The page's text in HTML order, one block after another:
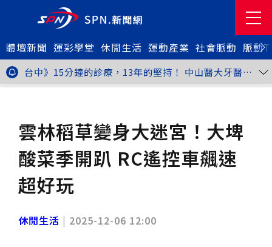
體壇新聞 運彩學堂 休閒生活 運動產業 社會脈動 脈動
金牌搖籃驚傳「球荒」！江啟臣偕運彩公會挺萬和國
中，捐贈 1800 顆羽球助小將 4 月全中運奪金
世足》阿根廷足球巨星梅西父親兼經紀人豪爾赫去世 享
壽68歲
台中》15分鐘的診療，13年的堅持！ 中山醫大牙醫系
跨海義診13年
新北》八里左岸光雕藝術展8月1日登場 七大主題展區
中館登場
台北》北市25名學子赴美加交換！學長姐傳授「跨出舒
適圈」祕笈
台中》食安風暴擴大 中彰投苗縣市長參選人提「食安聯
防治理平台」等3主張
台中》中山醫大攜手新創登陸亞洲生技展 發表「微奈米
眼用鏡片」等13項臨床研發技術
高雄》啟用近30年迎來外觀與結構重塑 高雄旗津輪渡
站改造完工啟用
縮短藥效等待期！中山附醫引進速效抗憂鬱鼻噴劑 24
小時內見效、助重症患者重返社會
台北》首創水資源循環教育園區 民生水資再生廠環教館
藝術治療走出多年陰霾
台中》強颱巴威逼近 中市勞工局籲落實防颱整備
雲林稻草變身大迷宮！大埤
酸菜季開趴 RC遙控車飆速
超好玩
休閒生活 | 2025-12-06 12:00